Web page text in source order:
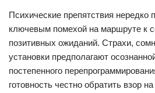
Психические препятствия нередко
ключевым помехой на маршруте к
позитивных ожиданий. Страхи,
установки предполагают
постепенного
готовность честно обратить взор